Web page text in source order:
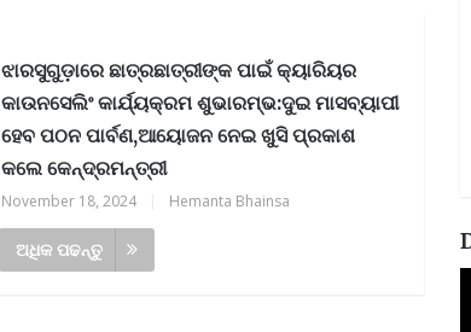
ଝାରସୁଗୁଡ଼ାରେ ଛାତ୍ରଛାତ୍ରୀଙ୍କ ପାଇଁ କ୍ୟାରିୟର
କାଉନସେଲିଂ କାର୍ଯ୍ୟକ୍ରମ ଶୁଭାରମ୍ଭ:ଦୁଇ ମାସବ୍ୟାପୀ
ହେବ ପଠନ ପାର୍ବଣ,ଆୟୋଜନ ନେଇ ଖୁସି ପ୍ରକାଶ
କଲେ କେନ୍ଦ୍ରମନ୍ତ୍ରୀ
November 18, 2024 Hemanta Bhainsa
ଅଧିକ ପଢନ୍ତୁ